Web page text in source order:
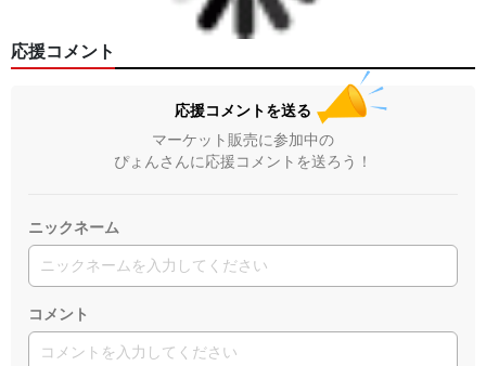
応援コメント
応援コメントを送る
マーケット販売に参加中の
ぴょんさんに応援コメントを送ろう！
ニックネーム
コメント